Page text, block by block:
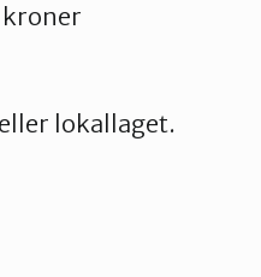
lokallaget.